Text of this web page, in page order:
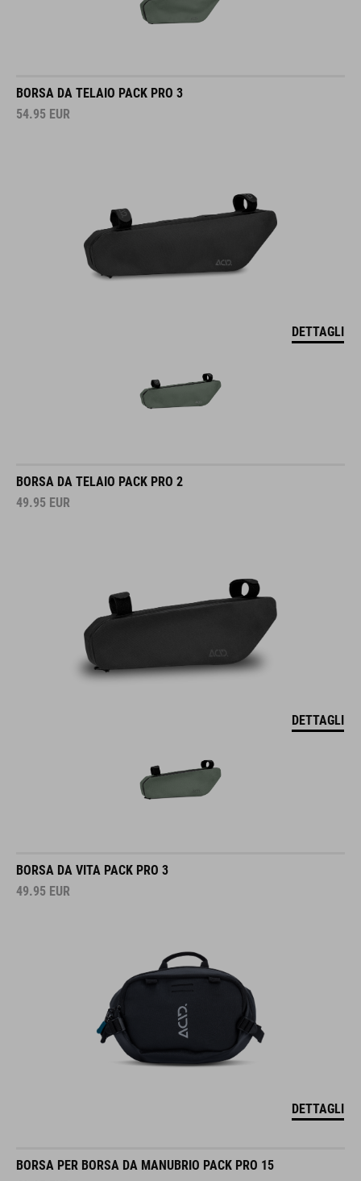
BORSA DA TELAIO PACK PRO 3
54.95 EUR
DETTAGLI
BORSA DA TELAIO PACK PRO 2
49.95 EUR
DETTAGLI
BORSA DA VITA PACK PRO 3
49.95 EUR
DETTAGLI
BORSA PER BORSA DA MANUBRIO PACK PRO 15